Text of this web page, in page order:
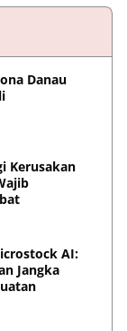
Danau
Kerusakan
AI:
Jangka